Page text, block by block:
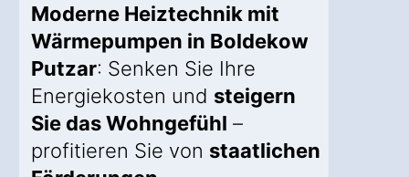
Moderne Heiztechnik mit
Wärmepumpen in Boldekow
Putzar: Senken Sie Ihre
Energiekosten und steigern
Sie das Wohngefühl –
profitieren Sie von staatlichen